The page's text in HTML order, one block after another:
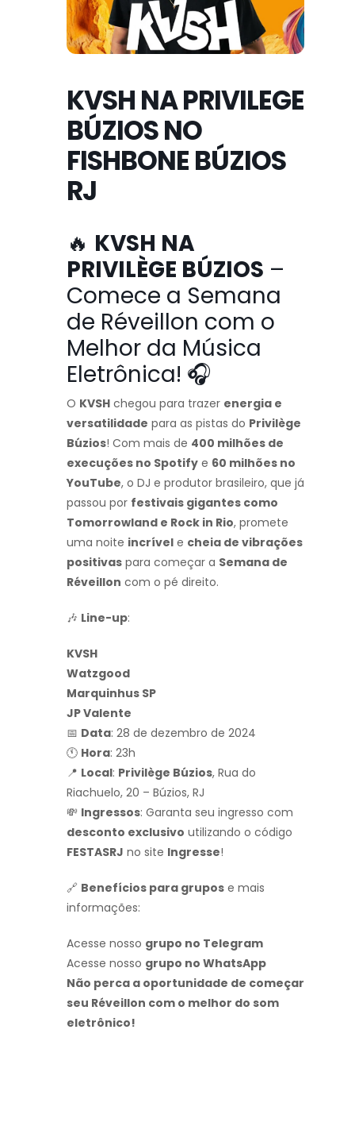
KVSH NA PRIVILEGE
BÚZIOS NO
FISHBONE BÚZIOS
RJ
🔥 KVSH NA
PRIVILÈGE BÚZIOS –
Comece a Semana
de Réveillon com o
Melhor da Música
Eletrônica! 🎧
O KVSH chegou para trazer energia e
versatilidade para as pistas do Privilège
Búzios! Com mais de 400 milhões de
execuções no Spotify e 60 milhões no
YouTube, o DJ e produtor brasileiro, que já
passou por festivais gigantes como
Tomorrowland e Rock in Rio, promete
uma noite incrível e cheia de vibrações
positivas para começar a Semana de
Réveillon com o pé direito.
🎶 Line-up:
KVSH
Watzgood
Marquinhus SP
JP Valente
📅 Data: 28 de dezembro de 2024
🕚 Hora: 23h
📍 Local: Privilège Búzios, Rua do
Riachuelo, 20 – Búzios, RJ
💸 Ingressos: Garanta seu ingresso com
desconto exclusivo utilizando o código
FESTASRJ no site Ingresse!
🔗 Benefícios para grupos e mais
informações:
Acesse nosso grupo no Telegram
Acesse nosso grupo no WhatsApp
Não perca a oportunidade de começar
seu Réveillon com o melhor do som
eletrônico!